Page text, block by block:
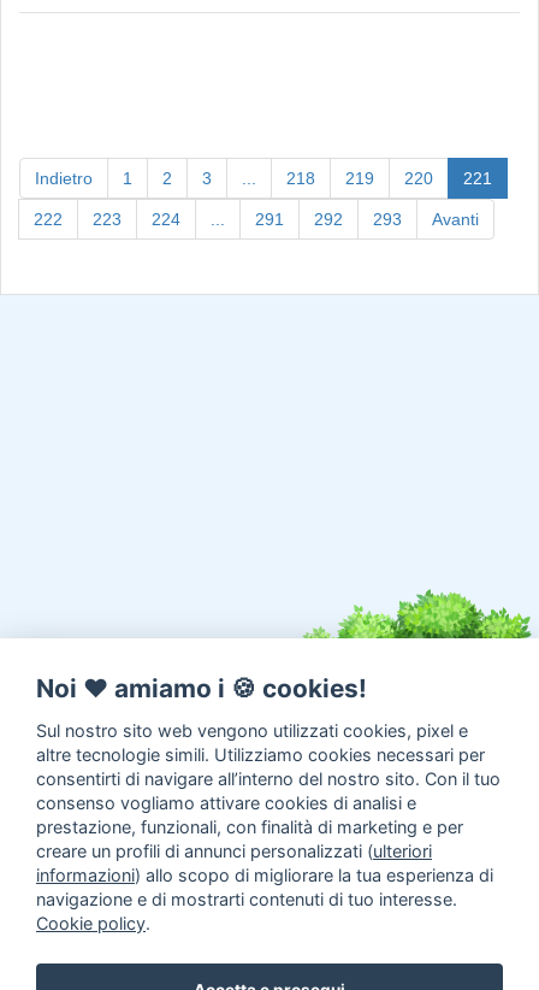
Indietro 1 2 3 218 219 220 221
222 223 224 291 292 293 Avanti
Noi ♥️ amiamo i 🍪 cookies!
Sul nostro sito web vengono utilizzati cookies, pixel e
altre tecnologie simili. Utilizziamo cookies necessari per
consentirti di navigare all’interno del nostro sito. Con il tuo
consenso vogliamo attivare cookies di analisi e
prestazione, funzionali, con finalità di marketing e per
creare un profili di annunci personalizzati (ulteriori
informazioni) allo scopo di migliorare la tua esperienza di
navigazione e di mostrarti contenuti di tuo interesse.
Cookie policy.